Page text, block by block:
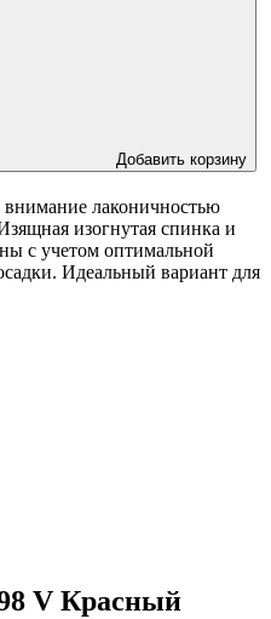
Добавить корзину
лаконичностью
изогнутая спинка и
с учетом оптимальной
Идеальный вариант для
V Красный